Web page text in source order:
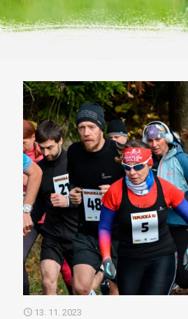
13. 11. 2023